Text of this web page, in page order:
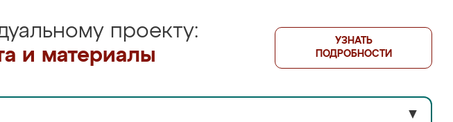
проекту:
и материалы
УЗНАТЬ
ПОДРОБНОСТИ
▼